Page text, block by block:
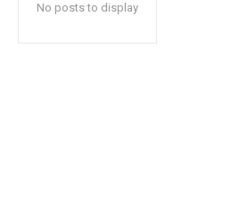
No posts to display